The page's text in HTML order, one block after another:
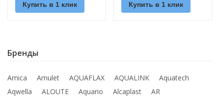
Купить в 1 клик Купить в 1 клик
Бренды
Amica Amulet AQUAFLAX AQUALINK
Aquatech
Aqwella
ALOUTE Aquario Alcaplast AR